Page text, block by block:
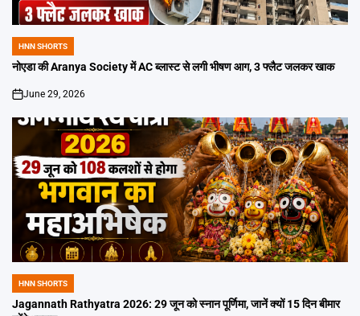
POSTED
IN
HNN SHORTS
नोएडा की Aranya Society में AC ब्लास्ट से लगी भीषण आग, 3 फ्लैट जलकर खाक
on
June 29, 2026
POSTED
IN
HNN SHORTS
Jagannath Rathyatra 2026: 29 जून को स्नान पूर्णिमा, जानें क्यों 15 दिन बीमार